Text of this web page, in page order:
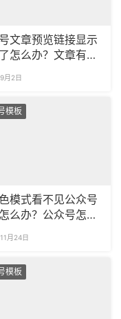
文章预览链接显示
怎么办？文章有修
月2日
模板
模式看不见公众号
么办？公众号怎么
月24日
模板